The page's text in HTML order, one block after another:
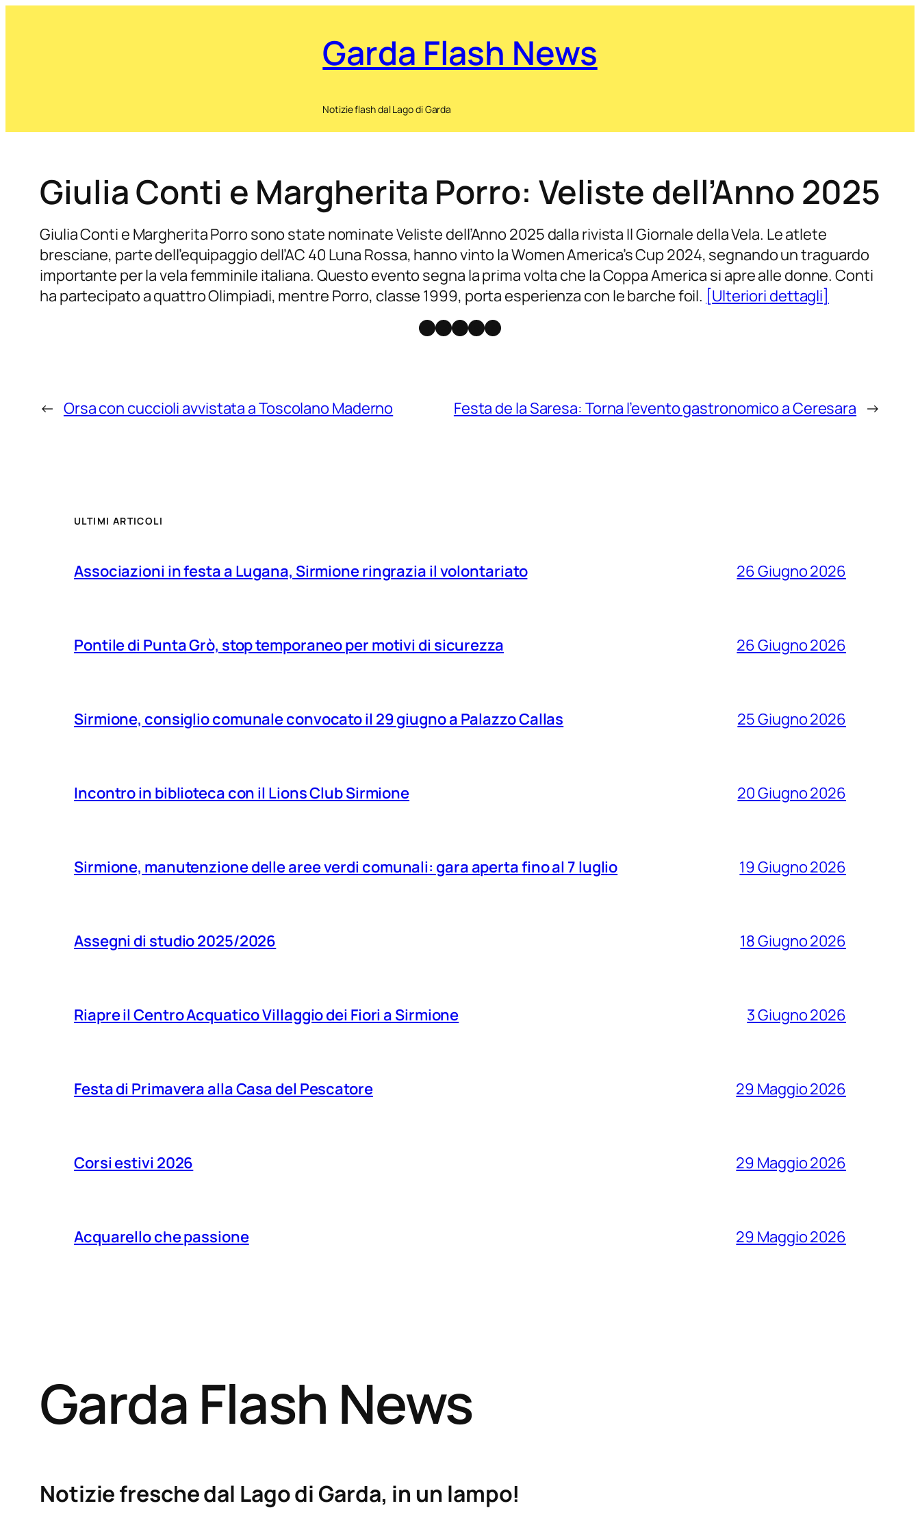
Garda Flash News
Notizie flash dal Lago di Garda
Giulia Conti e Margherita Porro: Veliste dell’Anno 2025
Giulia Conti e Margherita Porro sono state nominate Veliste dell’Anno 2025 dalla rivista Il Giornale della Vela. Le atlete
bresciane, parte dell’equipaggio dell’AC 40 Luna Rossa, hanno vinto la Women America’s Cup 2024, segnando un traguardo
importante per la vela femminile italiana. Questo evento segna la prima volta che la Coppa America si apre alle donne. Conti
ha partecipato a quattro Olimpiadi, mentre Porro, classe 1999, porta esperienza con le barche foil. [Ulteriori dettagli]
Facebook
Instagram
X Threads
Telegram
← Orsa con cuccioli avvistata a Toscolano Maderno Festa de la Saresa: Torna l’evento gastronomico a Ceresara →
ULTIMI ARTICOLI
Associazioni in festa a Lugana, Sirmione ringrazia il volontariato 26 Giugno 2026
Pontile di Punta Grò, stop temporaneo per motivi di sicurezza 26 Giugno 2026
Sirmione, consiglio comunale convocato il 29 giugno a Palazzo Callas 25 Giugno 2026
Incontro in biblioteca con il Lions Club Sirmione 20 Giugno 2026
Sirmione, manutenzione delle aree verdi comunali: gara aperta fino al 7 luglio 19 Giugno 2026
Assegni di studio 2025/2026 18 Giugno 2026
Riapre il Centro Acquatico Villaggio dei Fiori a Sirmione 3 Giugno 2026
Festa di Primavera alla Casa del Pescatore 29 Maggio 2026
Corsi estivi 2026 29 Maggio 2026
Acquarello che passione 29 Maggio 2026
Garda Flash News
Notizie fresche dal Lago di Garda, in un lampo!